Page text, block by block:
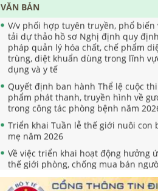
VĂN BẢN
V/v phối hợp tuyên truyền, phổ biến
tải dự thảo hồ sơ Nghị định quy
pháp quản lý hóa chất, chế phẩm
trùng, diệt khuẩn dùng trong lĩnh
dụng và y tế
Quyết định ban hành Thể lệ cuộc thi
phẩm phát thanh, truyền hình về
trong công tác phòng bệnh năm
Triển khai Tuần lễ thế giới nuôi con
mẹ năm 2026
Về việc triển khai hoạt động hưởng
thế giới phòng, chống mua bán
"Ngày toàn dân phòng, chống mua
năm 2026